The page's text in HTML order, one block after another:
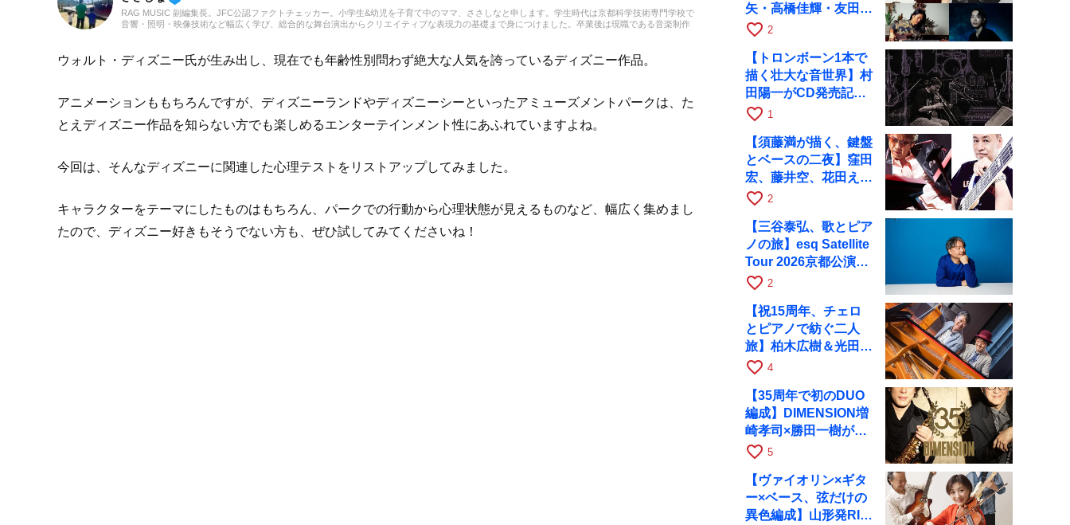
RAG MUSIC 副編集長。JFC公認ファクトチェッカー。小学生&幼児を子育て中のママ、ささしなと申します。学生時代は京都科学技術専門学校で
音響・照明・映像技術など幅広く学び、総合的な舞台演出からクリエイティブな表現力の基礎まで身につけました。卒業後は現職である音楽制作
に立てれば幸いです！
ウォルト・ディズニー氏が生み出し、現在でも年齢性別問わず絶大な人気を誇っているディズニー作品。
アニメーションももちろんですが、ディズニーランドやディズニーシーといったアミューズメントパークは、た
とえディズニー作品を知らない方でも楽しめるエンターテインメント性にあふれていますよね。
今回は、そんなディズニーに関連した心理テストをリストアップしてみました。
キャラクターをテーマにしたものはもちろん、パークでの行動から心理状態が見えるものなど、幅広く集めまし
たので、ディズニー好きもそうでない方も、ぜひ試してみてくださいね！
矢・高橋佳輝・友田ジ
ュンと9月28日にRAG
favorite_border 2
【トロンボーン1本で
描く壮大な音世界】村
田陽一がCD発売記念
ツアーで9月4日に京
favorite_border 1
【須藤満が描く、鍵盤
とベースの二夜】窪田
宏、藤井空、花田えみ
と京都RAGで共演
favorite_border 2
【三谷泰弘、歌とピア
ノの旅】esq Satellite
Tour 2026京都公演を
10月に開催
favorite_border 2
【祝15周年、チェロ
とピアノで紡ぐ二人
旅】柏木広樹＆光田健
一が11月12日に京都
favorite_border 4
【35周年で初のDUO
編成】DIMENSION増
崎孝司×勝田一樹が10
月11日に京都RAGへ
favorite_border 5
【ヴァイオリン×ギタ
ー×ベース、弦だけの
異色編成】山形発RIM